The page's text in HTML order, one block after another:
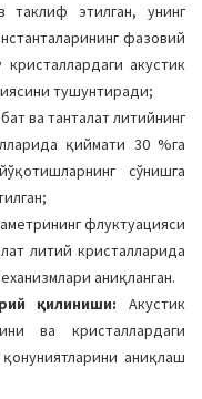
таклиф этилган, унинг
фазовий
акустик
тушунтиради;
ва танталат литийнинг
қиймати 30 %га
сўнишга
флуктуацияси
литий кристалларида
аниқланган.
қилиниши: Акустик
ва кристаллардаги
аниқлаш